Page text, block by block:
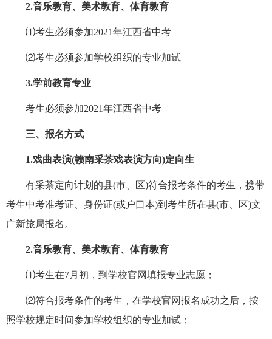
2.音乐教育、美术教育、体育教育
⑴考生必须参加2021年江西省中考
⑵考生必须参加学校组织的专业加试
3.学前教育专业
考生必须参加2021年江西省中考
三、报名方式
1.戏曲表演(赣南采茶戏表演方向)定向生
有采茶定向计划的县(市、区)符合报考条件的考生，携带
考生中考准考证、身份证(或户口本)到考生所在县(市、区)文
广新旅局报名。
2.音乐教育、美术教育、体育教育
⑴考生在7月初，到学校官网填报专业志愿；
⑵符合报考条件的考生，在学校官网报名成功之后，按
照学校规定时间参加学校组织的专业加试；